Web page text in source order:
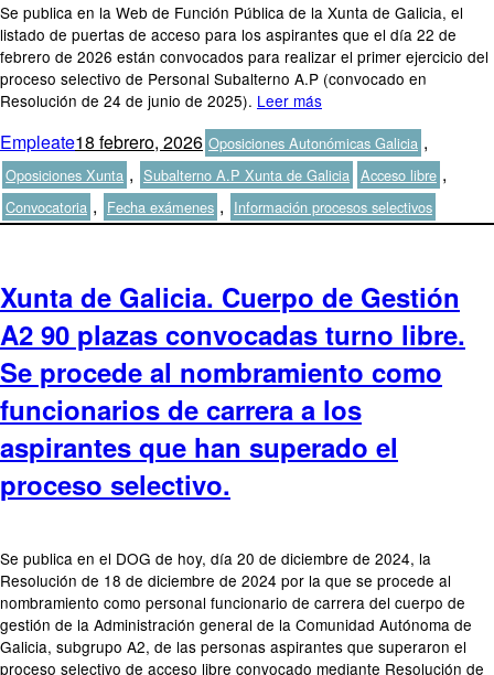
Se publica en la Web de Función Pública de la Xunta de Galicia, el
listado de puertas de acceso para los aspirantes que el día 22 de
febrero de 2026 están convocados para realizar el primer ejercicio del
proceso selectivo de Personal Subalterno A.P (convocado en
Resolución de 24 de junio de 2025). Leer más
Autor
EmpleatePublicado
el
18 febrero, 2026Categorías
Oposiciones Autonómicas Galicia ,
Oposiciones Xunta , Subalterno A.P Xunta de Galicia Etiquetas
Acceso libre ,
Convocatoria , Fecha exámenes , Información procesos selectivos
Xunta de Galicia. Cuerpo de Gestión
A2 90 plazas convocadas turno libre.
Se procede al nombramiento como
funcionarios de carrera a los
aspirantes que han superado el
proceso selectivo.
Se publica en el DOG de hoy, día 20 de diciembre de 2024, la
Resolución de 18 de diciembre de 2024 por la que se procede al
nombramiento como personal funcionario de carrera del cuerpo de
gestión de la Administración general de la Comunidad Autónoma de
Galicia, subgrupo A2, de las personas aspirantes que superaron el
proceso selectivo de acceso libre convocado mediante Resolución de